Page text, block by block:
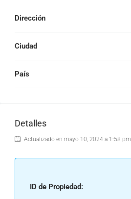
Dirección
Ciudad
País
Detalles
Actualizado en mayo 10, 2024 a 1:58 pm
ID de Propiedad: